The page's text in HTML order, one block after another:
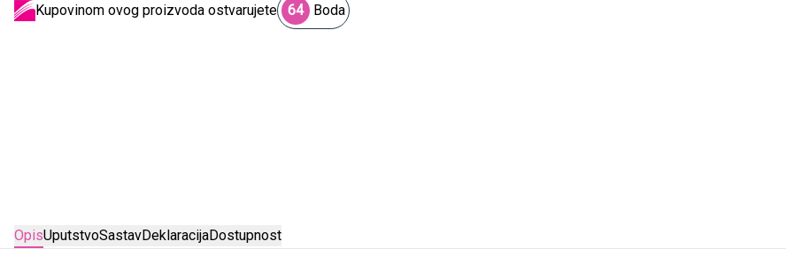
Kupovinom ovog proizvoda ostvarujete 64 Boda
OpisUputstvoSastavDeklaracijaDostupnost